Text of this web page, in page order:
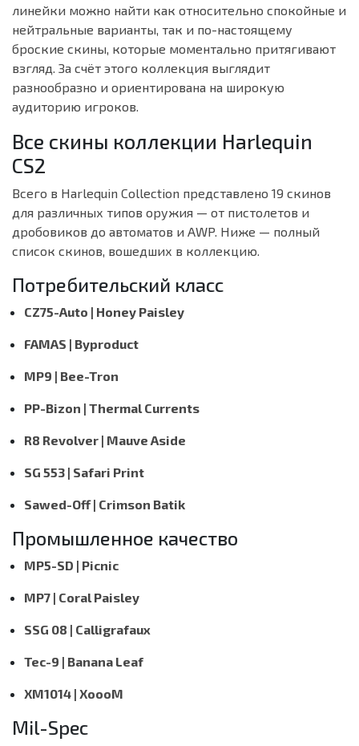
линейки можно найти как относительно спокойные и
нейтральные варианты, так и по-настоящему
броские скины, которые моментально притягивают
взгляд. За счёт этого коллекция выглядит
разнообразно и ориентирована на широкую
аудиторию игроков.
Все скины коллекции Harlequin
CS2
Всего в Harlequin Collection представлено 19 скинов
для различных типов оружия — от пистолетов и
дробовиков до автоматов и AWP. Ниже — полный
список скинов, вошедших в коллекцию.
Потребительский класс
CZ75-Auto | Honey Paisley
FAMAS | Byproduct
MP9 | Bee-Tron
PP-Bizon | Thermal Currents
R8 Revolver | Mauve Aside
SG 553 | Safari Print
Sawed-Off | Crimson Batik
Промышленное качество
MP5-SD | Picnic
MP7 | Coral Paisley
SSG 08 | Calligrafaux
Tec-9 | Banana Leaf
XM1014 | XoooM
Mil-Spec